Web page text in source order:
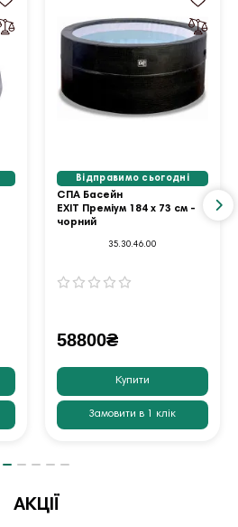
Відправимо сьогодні
СПА Басейн
EXIT Преміум 184 x 73 см -
чорний
35.30.46.00
58800₴
Купити
Замовити в 1 клік
АКЦІЇ